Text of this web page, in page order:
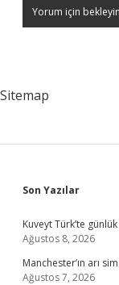
Sitemap
Sidebar
Son Yazılar
Kuveyt Türk’te
Ağustos 8, 2026
Manchester’ın arı
Ağustos 7, 2026